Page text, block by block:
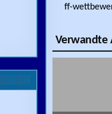
ff-
Verwandte